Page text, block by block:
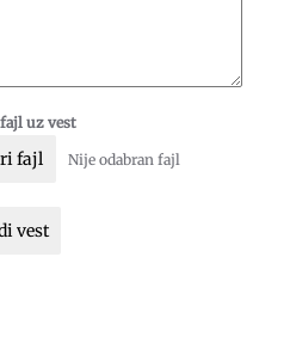
uz vest
fajl Nije odabran fajl
vest